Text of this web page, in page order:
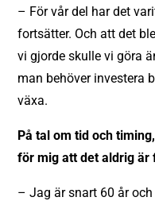
– För vår del har det
fortsätter. Och att det
vi gjorde skulle vi göra
man behöver investera
växa.
På tal om tid och
för mig att det aldrig är
– Jag är snart 60 år